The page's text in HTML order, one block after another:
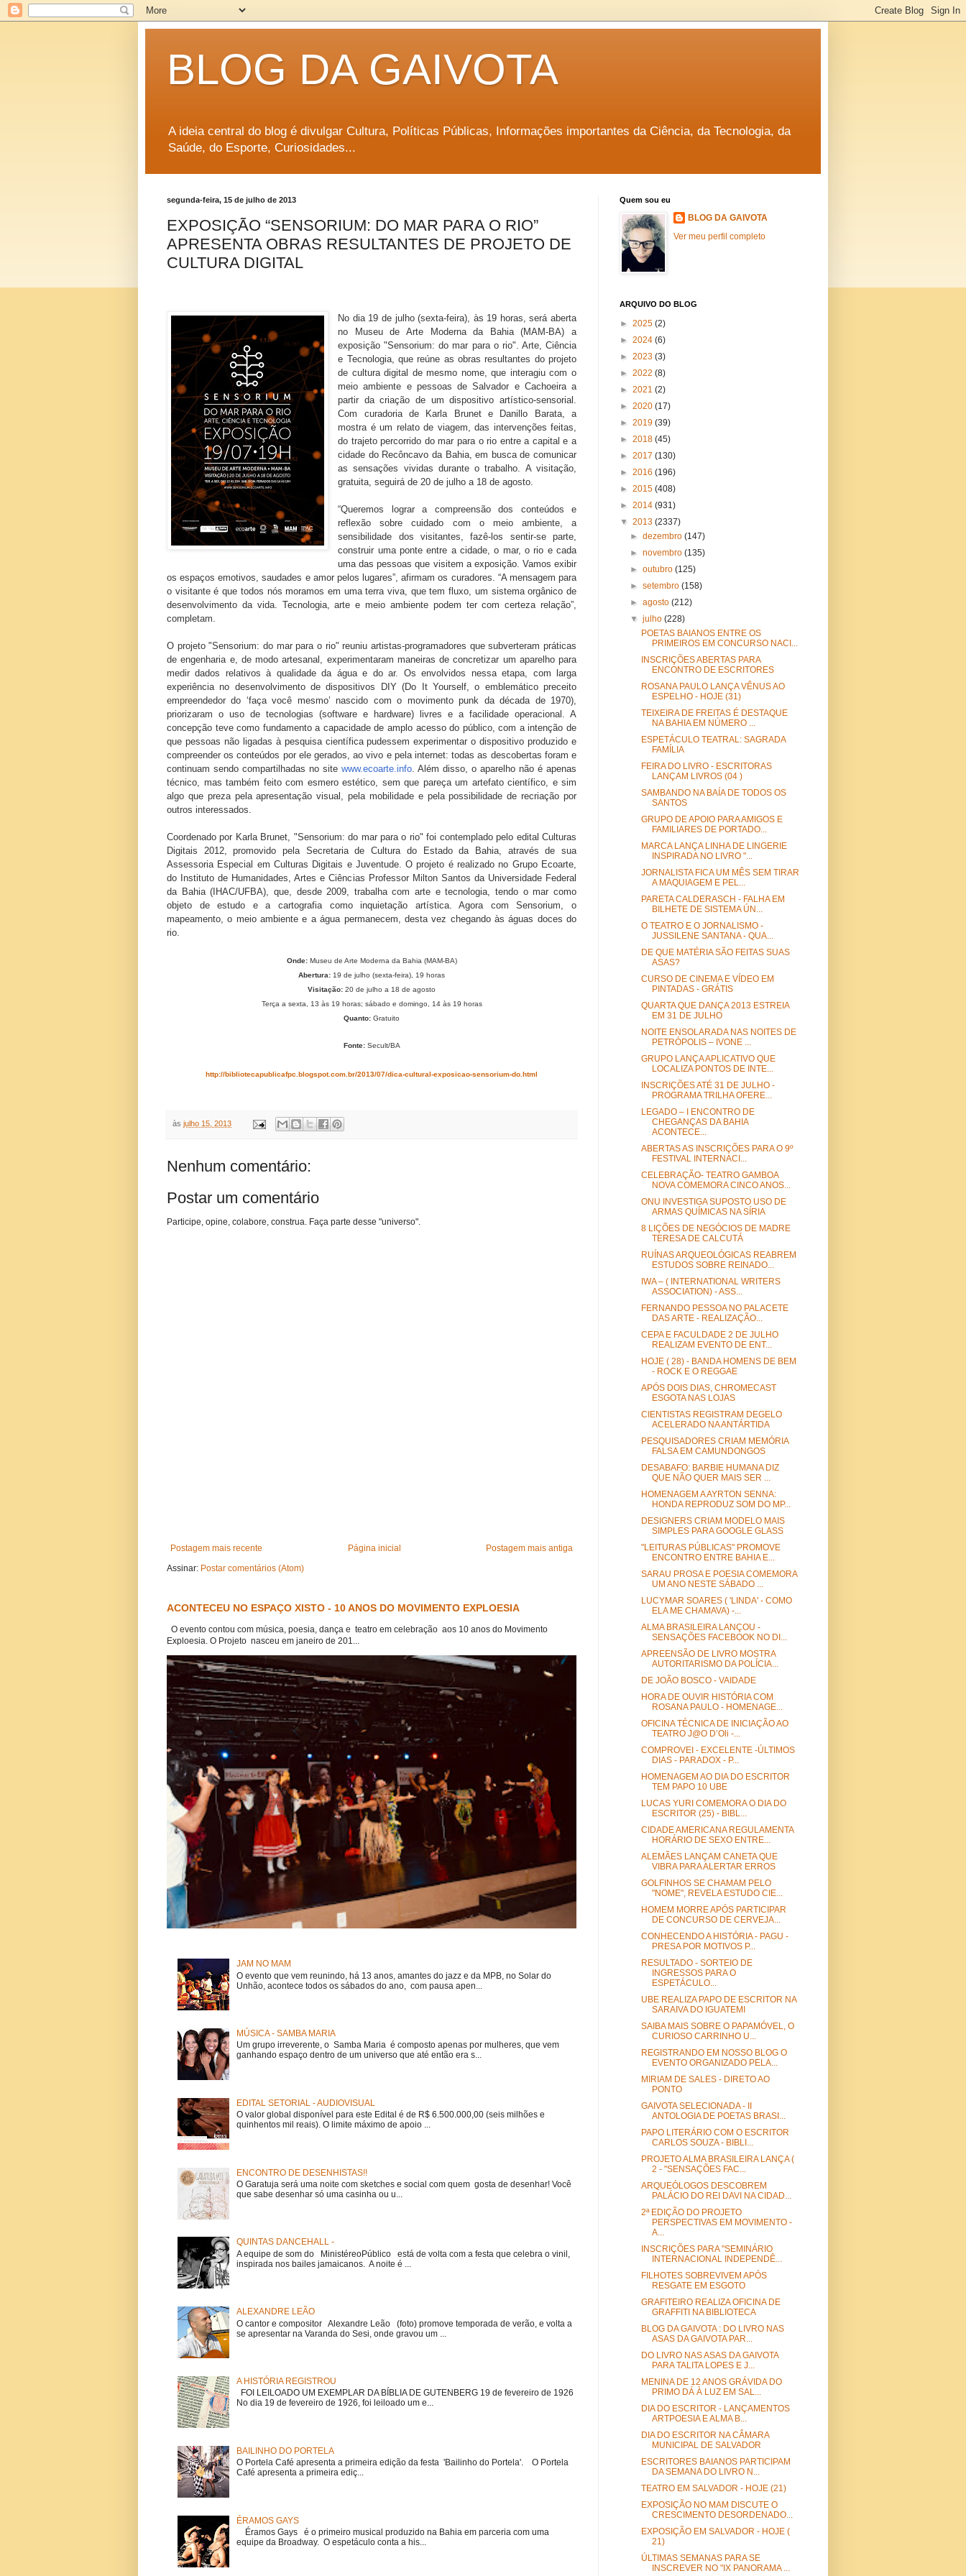
BLOG DA GAIVOTA
A ideia central do blog é divulgar Cultura, Políticas Públicas, Informações importantes da Ciência, da Tecnologia, da
Saúde, do Esporte, Curiosidades...
segunda-feira, 15 de julho de 2013
EXPOSIÇÃO “SENSORIUM: DO MAR PARA O RIO”
APRESENTA OBRAS RESULTANTES DE PROJETO DE
CULTURA DIGITAL
No dia 19 de julho (sexta-feira), às 19 horas, será aberta
no Museu de Arte Moderna da Bahia (MAM-BA) a
exposição "Sensorium: do mar para o rio". Arte, Ciência
e Tecnologia, que reúne as obras resultantes do projeto
de cultura digital de mesmo nome, que interagiu com o
meio ambiente e pessoas de Salvador e Cachoeira a
partir da criação de um dispositivo artístico-sensorial.
Com curadoria de Karla Brunet e Danillo Barata, a
mostra é um relato de viagem, das intervenções feitas,
do trajeto percorrido do mar para o rio entre a capital e a
cidade do Recôncavo da Bahia, em busca de comunicar
as sensações vividas durante o trabalho. A visitação,
gratuita, seguirá de 20 de julho a 18 de agosto.
“Queremos lograr a compreensão dos conteúdos e
reflexão sobre cuidado com o meio ambiente, a
sensibilidade dos visitantes, fazê-los sentir-se parte,
construir uma ponte entre a cidade, o mar, o rio e cada
uma das pessoas que visitem a exposição. Vamos exibir
os espaços emotivos, saudades e amor pelos lugares”, afirmam os curadores. “A mensagem para
o visitante é que todos nós moramos em uma terra viva, que tem fluxo, um sistema orgânico de
desenvolvimento da vida. Tecnologia, arte e meio ambiente podem ter com certeza relação”,
completam.
O projeto "Sensorium: do mar para o rio" reuniu artistas-programadores que subverteram práticas
de engenharia e, de modo artesanal, experimentaram maneiras de concretizar um aparelho para
medir dados relativos à qualidade da água e do ar. Os envolvidos nessa etapa, com larga
experiência no desenvolvimento de dispositivos DIY (Do It Yourself, o emblemático preceito
empreendedor do ‘faça você mesmo’ nascido com o movimento punk da década de 1970),
priorizaram o uso de tecnologias (software e hardware) livres e a facilidade operacional. A
concepção teve como fundamento a capacidade de amplo acesso do público, com a intenção de
que pessoas não ligadas à pesquisa científica pudessem experimentar o dispositivo produzido e
compreender os conteúdos por ele gerados, ao vivo e pela internet: todas as descobertas foram e
continuam sendo compartilhadas no site www.ecoarte.info. Além disso, o aparelho não é apenas
técnico, mas também feito com esmero estético, sem que pareça um artefato científico, e sim
algo que preza pela apresentação visual, pela mobilidade e pela possibilidade de recriação por
outros interessados.
Coordenado por Karla Brunet, "Sensorium: do mar para o rio" foi contemplado pelo edital Culturas
Digitais 2012, promovido pela Secretaria de Cultura do Estado da Bahia, através de sua
Assessoria Especial em Culturas Digitais e Juventude. O projeto é realizado no Grupo Ecoarte,
do Instituto de Humanidades, Artes e Ciências Professor Milton Santos da Universidade Federal
da Bahia (IHAC/UFBA), que, desde 2009, trabalha com arte e tecnologia, tendo o mar como
objeto de estudo e a cartografia como inquietação artística. Agora com Sensorium, o
mapeamento, o meio ambiente e a água permanecem, desta vez chegando às águas doces do
rio.
Onde:Museu de Arte Moderna da Bahia (MAM-BA)
Abertura: 19 de julho (sexta-feira), 19 horas
Visitação: 20 de julho a 18 de agosto
Terça a sexta, 13 às 19 horas; sábado e domingo, 14 às 19 horas
Quanto: Gratuito
Fonte:Secult/BA
http://bibliotecapublicafpc.blogspot.com.br/2013/07/dica-cultural-exposicao-sensorium-do.html
às julho 15, 2013
Nenhum comentário:
Postar um comentário
Participe, opine, colabore, construa. Faça parte desse "universo".
Postagem mais recente Postagem mais antiga
Página inicial
Assinar: Postar comentários (Atom)
ACONTECEU NO ESPAÇO XISTO - 10 ANOS DO MOVIMENTO EXPLOESIA
O evento contou com música, poesia, dança e teatro em celebração aos 10 anos do Movimento
Exploesia. O Projeto nasceu em janeiro de 201...
JAM NO MAM
O evento que vem reunindo, há 13 anos, amantes do jazz e da MPB, no Solar do
Unhão, acontece todos os sábados do ano, com pausa apen...
MÚSICA - SAMBA MARIA
Um grupo irreverente, o Samba Maria é composto apenas por mulheres, que vem
ganhando espaço dentro de um universo que até então era s...
EDITAL SETORIAL - AUDIOVISUAL
O valor global disponível para este Edital é de R$ 6.500.000,00 (seis milhões e
quinhentos mil reais). O limite máximo de apoio ...
ENCONTRO DE DESENHISTAS!!
O Garatuja será uma noite com sketches e social com quem gosta de desenhar! Você
que sabe desenhar só uma casinha ou u...
QUINTAS DANCEHALL -
A equipe de som do MinistéreoPúblico está de volta com a festa que celebra o vinil,
inspirada nos bailes jamaicanos. A noite é ...
ALEXANDRE LEÃO
O cantor e compositor Alexandre Leão (foto) promove temporada de verão, e volta a
se apresentar na Varanda do Sesi, onde gravou um ...
A HISTÓRIA REGISTROU
FOI LEILOADO UM EXEMPLAR DA BÍBLIA DE GUTENBERG 19 de fevereiro de 1926
No dia 19 de fevereiro de 1926, foi leiloado um e...
BAILINHO DO PORTELA
O Portela Café apresenta a primeira edição da festa 'Bailinho do Portela'. O Portela
Café apresenta a primeira ediç...
ÉRAMOS GAYS
Éramos Gays é o primeiro musical produzido na Bahia em parceria com uma
equipe da Broadway. O espetáculo conta a his...
Quem sou eu
BLOG DA GAIVOTA
Ver meu perfil completo
ARQUIVO DO BLOG
► 2025 (2)
► 2024 (6)
► 2023 (3)
► 2022 (8)
► 2021 (2)
► 2020 (17)
► 2019 (39)
► 2018 (45)
► 2017 (130)
► 2016 (196)
► 2015 (408)
► 2014 (931)
▼ 2013 (2337)
►dezembro(147)
►novembro(135)
►outubro(125)
►setembro(158)
►agosto(212)
▼julho(228)
POETAS BAIANOS ENTRE OS
PRIMEIROS EM CONCURSO NACI...
INSCRIÇÕES ABERTAS PARA
ENCONTRO DE ESCRITORES
ROSANA PAULO LANÇA VÊNUS AO
ESPELHO - HOJE (31)
TEIXEIRA DE FREITAS É DESTAQUE
NA BAHIA EM NÚMERO ...
ESPETÁCULO TEATRAL: SAGRADA
FAMÍLIA
FEIRA DO LIVRO - ESCRITORAS
LANÇAM LIVROS (04 )
SAMBANDO NA BAÍA DE TODOS OS
SANTOS
GRUPO DE APOIO PARA AMIGOS E
FAMILIARES DE PORTADO...
MARCA LANÇA LINHA DE LINGERIE
INSPIRADA NO LIVRO "...
JORNALISTA FICA UM MÊS SEM TIRAR
A MAQUIAGEM E PEL...
PARETA CALDERASCH - FALHA EM
BILHETE DE SISTEMA ÚN...
O TEATRO E O JORNALISMO -
JUSSILENE SANTANA - QUA...
DE QUE MATÉRIA SÃO FEITAS SUAS
ASAS?
CURSO DE CINEMA E VÍDEO EM
PINTADAS - GRÁTIS
QUARTA QUE DANÇA 2013 ESTREIA
EM 31 DE JULHO
NOITE ENSOLARADA NAS NOITES DE
PETRÓPOLIS – IVONE ...
GRUPO LANÇA APLICATIVO QUE
LOCALIZA PONTOS DE INTE...
INSCRIÇÕES ATÉ 31 DE JULHO -
PROGRAMA TRILHA OFERE...
LEGADO – I ENCONTRO DE
CHEGANÇAS DA BAHIA
ACONTECE...
ABERTAS AS INSCRIÇÕES PARA O 9º
FESTIVAL INTERNACI...
CELEBRAÇÃO- TEATRO GAMBOA
NOVA COMEMORA CINCO ANOS...
ONU INVESTIGA SUPOSTO USO DE
ARMAS QUÍMICAS NA SÍRIA
8 LIÇÕES DE NEGÓCIOS DE MADRE
TERESA DE CALCUTÁ
RUÍNAS ARQUEOLÓGICAS REABREM
ESTUDOS SOBRE REINADO...
IWA – ( INTERNATIONAL WRITERS
ASSOCIATION) - ASS...
FERNANDO PESSOA NO PALACETE
DAS ARTE - REALIZAÇÃO...
CEPA E FACULDADE 2 DE JULHO
REALIZAM EVENTO DE ENT...
HOJE ( 28) - BANDA HOMENS DE BEM
- ROCK E O REGGAE
APÓS DOIS DIAS, CHROMECAST
ESGOTA NAS LOJAS
CIENTISTAS REGISTRAM DEGELO
ACELERADO NA ANTÁRTIDA
PESQUISADORES CRIAM MEMÓRIA
FALSA EM CAMUNDONGOS
DESABAFO: BARBIE HUMANA DIZ
QUE NÃO QUER MAIS SER ...
HOMENAGEM A AYRTON SENNA:
HONDA REPRODUZ SOM DO MP...
DESIGNERS CRIAM MODELO MAIS
SIMPLES PARA GOOGLE GLASS
"LEITURAS PÚBLICAS" PROMOVE
ENCONTRO ENTRE BAHIA E...
SARAU PROSA E POESIA COMEMORA
UM ANO NESTE SÁBADO ...
LUCYMAR SOARES ( 'LINDA' - COMO
ELA ME CHAMAVA) -...
ALMA BRASILEIRA LANÇOU -
SENSAÇÕES FACEBOOK NO DI...
APREENSÃO DE LIVRO MOSTRA
AUTORITARISMO DA POLÍCIA...
DE JOÃO BOSCO - VAIDADE
HORA DE OUVIR HISTÓRIA COM
ROSANA PAULO - HOMENAGE...
OFICINA TÉCNICA DE INICIAÇÃO AO
TEATRO J@O D’Oli -...
COMPROVEI - EXCELENTE -ÚLTIMOS
DIAS - PARADOX - P...
HOMENAGEM AO DIA DO ESCRITOR
TEM PAPO 10 UBE
LUCAS YURI COMEMORA O DIA DO
ESCRITOR (25) - BIBL...
CIDADE AMERICANA REGULAMENTA
HORÁRIO DE SEXO ENTRE...
ALEMÃES LANÇAM CANETA QUE
VIBRA PARA ALERTAR ERROS
GOLFINHOS SE CHAMAM PELO
"NOME", REVELA ESTUDO CIE...
HOMEM MORRE APÓS PARTICIPAR
DE CONCURSO DE CERVEJA...
CONHECENDO A HISTÓRIA - PAGU -
PRESA POR MOTIVOS P...
RESULTADO - SORTEIO DE
INGRESSOS PARA O
ESPETÁCULO...
UBE REALIZA PAPO DE ESCRITOR NA
SARAIVA DO IGUATEMI
SAIBA MAIS SOBRE O PAPAMÓVEL, O
CURIOSO CARRINHO U...
REGISTRANDO EM NOSSO BLOG O
EVENTO ORGANIZADO PELA...
MIRIAM DE SALES - DIRETO AO
PONTO
GAIVOTA SELECIONADA - II
ANTOLOGIA DE POETAS BRASI...
PAPO LITERÁRIO COM O ESCRITOR
CARLOS SOUZA - BIBLI...
PROJETO ALMA BRASILEIRA LANÇA (
2 - "SENSAÇÕES FAC...
ARQUEÓLOGOS DESCOBREM
PALÁCIO DO REI DAVI NA CIDAD...
2ª EDIÇÃO DO PROJETO
PERSPECTIVAS EM MOVIMENTO -
A...
INSCRIÇÕES PARA "SEMINÁRIO
INTERNACIONAL INDEPENDÊ...
FILHOTES SOBREVIVEM APÓS
RESGATE EM ESGOTO
GRAFITEIRO REALIZA OFICINA DE
GRAFFITI NA BIBLIOTECA
BLOG DA GAIVOTA : DO LIVRO NAS
ASAS DA GAIVOTA PAR...
DO LIVRO NAS ASAS DA GAIVOTA
PARA TALITA LOPES E J...
MENINA DE 12 ANOS GRÁVIDA DO
PRIMO DÁ À LUZ EM SAL...
DIA DO ESCRITOR - LANÇAMENTOS
ARTPOESIA E ALMA B...
DIA DO ESCRITOR NA CÂMARA
MUNICIPAL DE SALVADOR
ESCRITORES BAIANOS PARTICIPAM
DA SEMANA DO LIVRO N...
TEATRO EM SALVADOR - HOJE (21)
EXPOSIÇÃO NO MAM DISCUTE O
CRESCIMENTO DESORDENADO...
EXPOSIÇÃO EM SALVADOR - HOJE (
21)
ÚLTIMAS SEMANAS PARA SE
INSCREVER NO "IX PANORAMA ...